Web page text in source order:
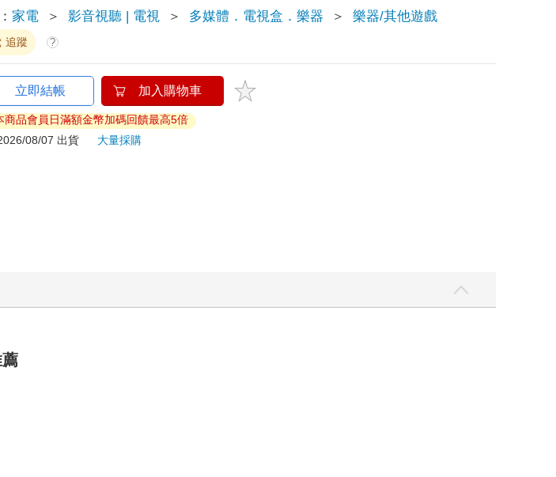
家電 ＞ 影音視聽 | 電視 ＞ 多媒體．電視盒．樂器 ＞ 樂器/其他遊戲
追蹤 ?
立即結帳 加入購物車
品會員日滿額金幣加碼回饋最高5倍
08/07 出貨
大量採購